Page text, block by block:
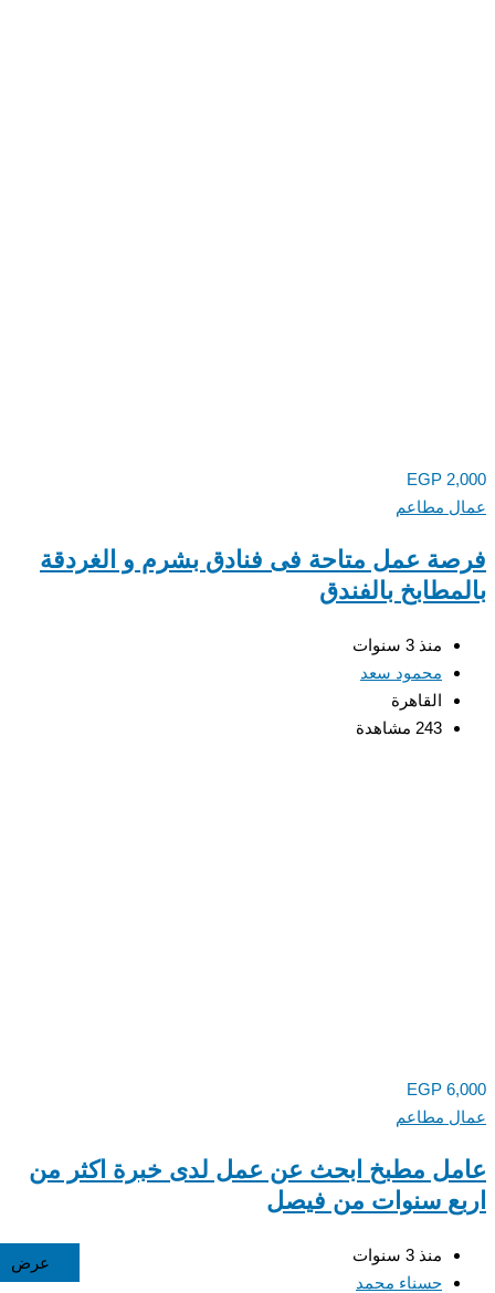
عرض
طلب
طلب
عرض
طلب
طلب
طلب
طلب
عرض
عرض
عرض
عرض
عرض
EGP 2,000
عمال مطاعم
فرصة عمل متاحة فى فنادق بشرم و الغردقة
بالمطابخ بالفندق
منذ 3 سنوات
محمود سعد
القاهرة
243 مشاهدة
طلب
EGP 6,000
عمال مطاعم
عامل مطبخ ابحث عن عمل لدى خبرة اكثر من
اربع سنوات من فيصل
منذ 3 سنوات
حسناء محمد
طلب
طلب
عرض
طلب
طلب
عرض
عرض
عرض
عرض
عرض
طلب
عرض
عرض
عرض
عرض
عرض